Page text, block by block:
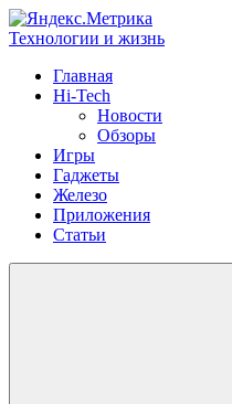
Технологии и жизнь
Главная
Hi-Tech
Новости
Обзоры
Игры
Гаджеты
Железо
Приложения
Статьи